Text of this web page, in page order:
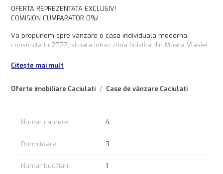
Oferte imobiliare Caciulati Case de vânzare Caciulati
OFERTA REPREZENTATA EXCLUSIV!
COMISION CUMPARATOR 0%!
Va propunem spre vanzare o casa individuala moderna,
construita in 2022, situata intr-o zona linistita din Moara Vlasiei
Locuinta este dispusa pe parter si beneficiaza de o suprafata
mp, ideal pentru confortul unei familii.
- Living spatios si luminos
- 3 dormitoare
- Bucatarie mobilata si utilata premium
- Spatii de depozitare
Citește mai mult
Număr camere 4
Dormitoare 3
Număr bucătării 1